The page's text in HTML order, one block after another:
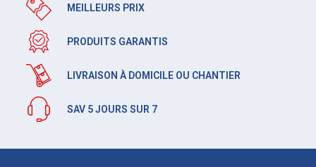
MEILLEURS PRIX
PRODUITS GARANTIS
LIVRAISON À DOMICILE OU CHANTIER
SAV 5 JOURS SUR 7